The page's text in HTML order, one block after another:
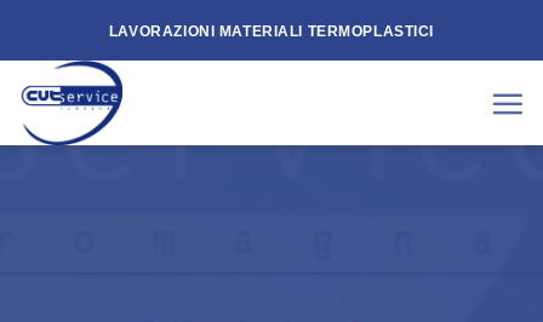
content
LAVORAZIONI MATERIALI TERMOPLASTICI